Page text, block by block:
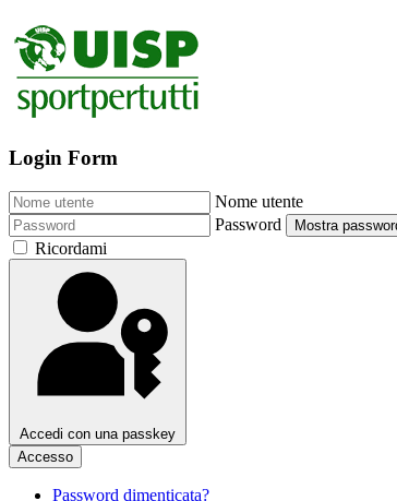
Login Form
Nome utente
Password
Mostra
Ricordami
Accedi con una passkey
Accesso
Password dimenticata?